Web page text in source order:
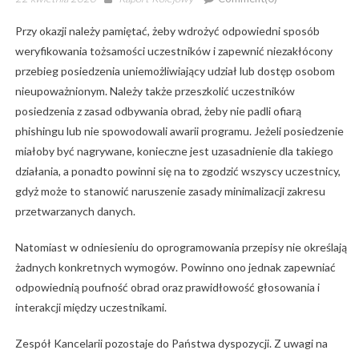
Przy okazji należy pamiętać, żeby wdrożyć odpowiedni sposób
weryfikowania tożsamości uczestników i zapewnić niezakłócony
przebieg posiedzenia uniemożliwiający udział lub dostęp osobom
nieupoważnionym. Należy także przeszkolić uczestników
posiedzenia z zasad odbywania obrad, żeby nie padli ofiarą
phishingu lub nie spowodowali awarii programu. Jeżeli posiedzenie
miałoby być nagrywane, konieczne jest uzasadnienie dla takiego
działania, a ponadto powinni się na to zgodzić wszyscy uczestnicy,
gdyż może to stanowić naruszenie zasady minimalizacji zakresu
przetwarzanych danych.
Natomiast w odniesieniu do oprogramowania przepisy nie określają
żadnych konkretnych wymogów. Powinno ono jednak zapewniać
odpowiednią poufność obrad oraz prawidłowość głosowania i
interakcji między uczestnikami.
Zespół Kancelarii pozostaje do Państwa dyspozycji. Z uwagi na